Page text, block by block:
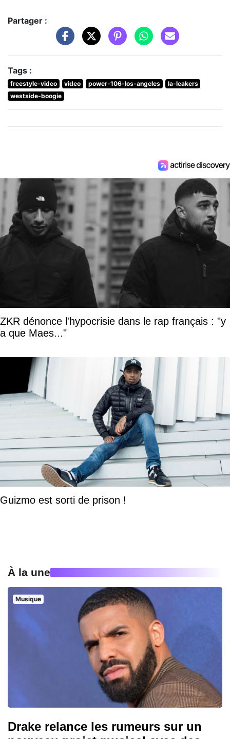
Partager :
Tags :
freestyle-video video power-106-los-angeles
la-leakers
westside-boogie
ZKR dénonce l'hypocrisie dans le rap français : "y
a que Maes..."
Guizmo est sorti de prison !
À la une
Musique
Drake relance les rumeurs sur un